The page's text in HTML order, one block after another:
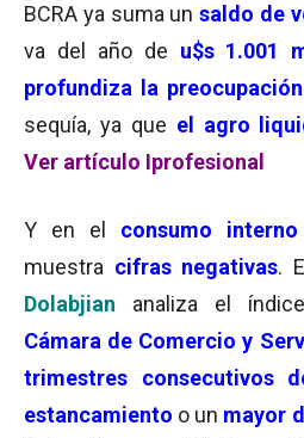
BCRA ya suma unsaldo de
va del año de u$s 1.001
profundiza la preocupación
sequía, ya que el agro
Ver artículo Iprofesional
Y en el consumo interno
muestra cifras negativas.
Dolabjian analiza el
Cámara de Comercio y
trimestres consecutivos
estancamiento o un mayor